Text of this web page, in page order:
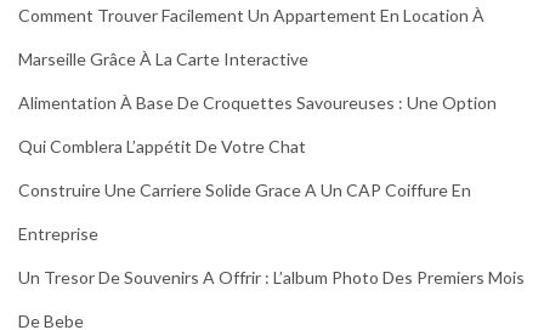
Comment Trouver Facilement Un Appartement En Location À
Marseille Grâce À La Carte Interactive
Alimentation À Base De Croquettes Savoureuses : Une Option
Qui Comblera L’appétit De Votre Chat
Construire Une Carriere Solide Grace A Un CAP Coiffure En
Entreprise
Un Tresor De Souvenirs A Offrir : L’album Photo Des Premiers Mois
De Bebe